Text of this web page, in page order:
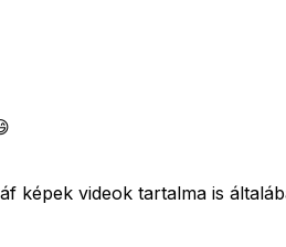
képek videok tartalma is